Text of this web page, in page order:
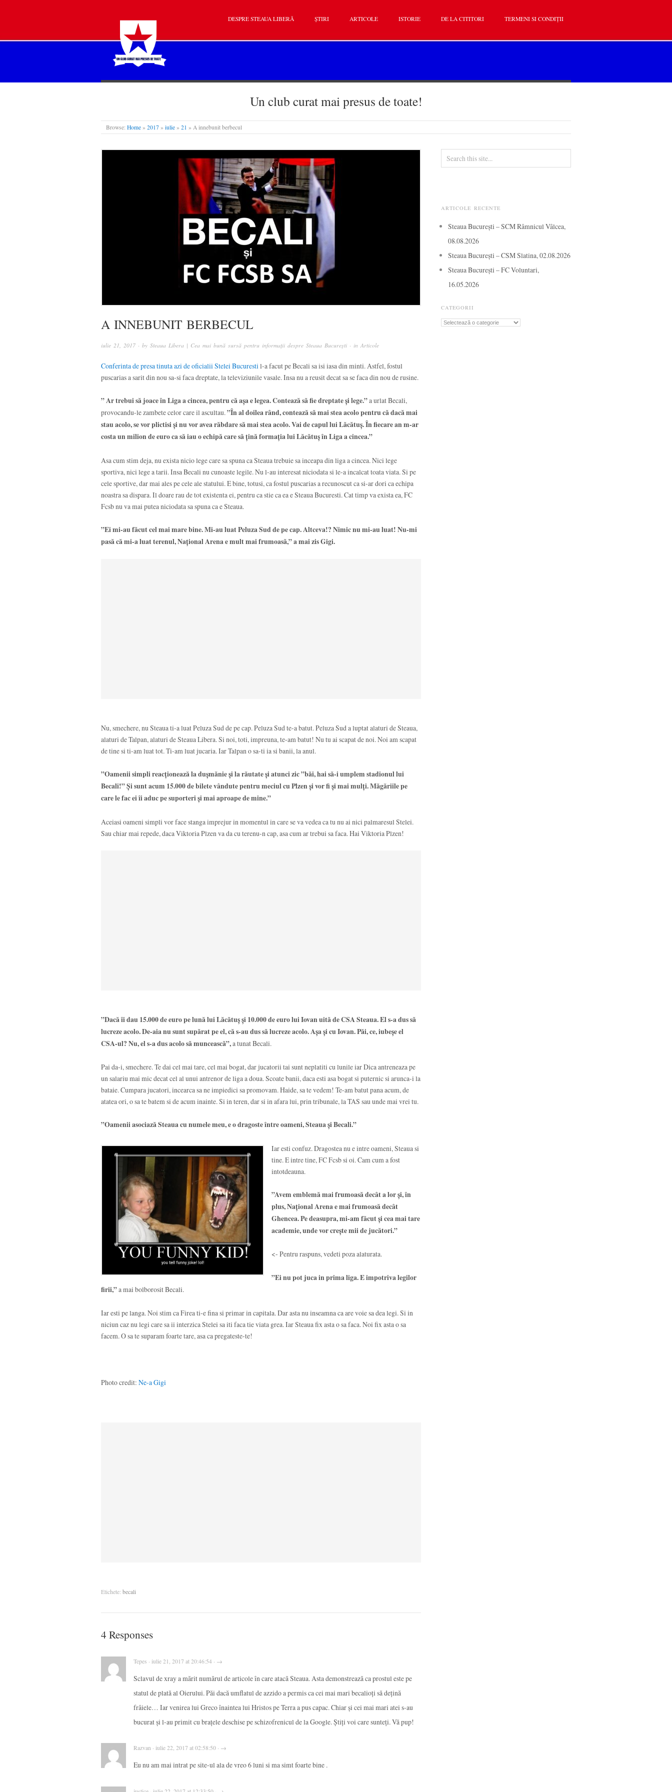
STEAUA LIBERĂ
DESPRE STEAUA LIBERĂ ȘTIRI ARTICOLE ISTORIE DE LA CITITORI TERMENI SI CONDIȚII
Un club curat mai presus de toate!
Browse: Home » 2017 » iulie » 21 » A innebunit berbecul
A INNEBUNIT BERBECUL
iulie 21, 2017 · by Steaua Libera | Cea mai bună sursă pentru informații despre Steaua București · in Articole
Conferinta de presa tinuta azi de oficialii Stelei Bucuresti l-a facut pe Becali sa isi iasa din minti. Astfel, fostul
puscarias a sarit din nou sa-si faca dreptate, la televiziunile vasale. Insa nu a reusit decat sa se faca din nou de rusine.
” Ar trebui să joace în Liga a cincea, pentru că aşa e legea. Contează să fie dreptate şi lege.”a urlat Becali,
provocandu-le zambete celor care il ascultau.”În al doilea rând, contează să mai stea acolo pentru că dacă mai
stau acolo, se vor plictisi şi nu vor avea răbdare să mai stea acolo. Vai de capul lui Lăcătuş. În fiecare an m-ar
costa un milion de euro ca să iau o echipă care să ţină formaţia lui Lăcătuş în Liga a cincea.”
Asa cum stim deja, nu exista nicio lege care sa spuna ca Steaua trebuie sa inceapa din liga a cincea. Nici lege
sportiva, nici lege a tarii. Insa Becali nu cunoaste legile. Nu l-au interesat niciodata si le-a incalcat toata viata. Si pe
cele sportive, dar mai ales pe cele ale statului. E bine, totusi, ca fostul puscarias a recunoscut ca si-ar dori ca echipa
noastra sa dispara. Il doare rau de tot existenta ei, pentru ca stie ca ea e Steaua Bucuresti. Cat timp va exista ea, FC
Fcsb nu va mai putea niciodata sa spuna ca e Steaua.
”Ei mi-au făcut cel mai mare bine. Mi-au luat Peluza Sud de pe cap. Altceva!? Nimic nu mi-au luat! Nu-mi
pasă că mi-a luat terenul, Naţional Arena e mult mai frumoasă,” a mai zis Gigi.
Nu, smechere, nu Steaua ti-a luat Peluza Sud de pe cap. Peluza Sud te-a batut. Peluza Sud a luptat alaturi de Steaua,
alaturi de Talpan, alaturi de Steaua Libera. Si noi, toti, impreuna, te-am batut! Nu tu ai scapat de noi. Noi am scapat
de tine si ti-am luat tot. Ti-am luat jucaria. Iar Talpan o sa-ti ia si banii, la anul.
”Oamenii simpli reacţionează la duşmănie şi la răutate şi atunci zic ”băi, hai să-i umplem stadionul lui
Becali!” Şi sunt acum 15.000 de bilete vândute pentru meciul cu Plzen şi vor fi şi mai mulţi. Măgăriile pe
care le fac ei îi aduc pe suporteri şi mai aproape de mine.”
Aceiasi oameni simpli vor face stanga imprejur in momentul in care se va vedea ca tu nu ai nici palmaresul Stelei.
Sau chiar mai repede, daca Viktoria Plzen va da cu terenu-n cap, asa cum ar trebui sa faca. Hai Viktoria Plzen!
”Dacă îi dau 15.000 de euro pe lună lui Lăcătuş şi 10.000 de euro lui Iovan uită de CSA Steaua. El s-a dus să
lucreze acolo. De-aia nu sunt supărat pe el, că s-au dus să lucreze acolo. Aşa şi cu Iovan. Păi, ce, iubeşe el
CSA-ul? Nu, el s-a dus acolo să muncească”,a tunat Becali.
Pai da-i, smechere. Te dai cel mai tare, cel mai bogat, dar jucatorii tai sunt neplatiti cu lunile iar Dica antreneaza pe
un salariu mai mic decat cel al unui antrenor de liga a doua. Scoate banii, daca esti asa bogat si puternic si arunca-i la
bataie. Cumpara jucatori, incearca sa ne impiedici sa promovam. Haide, sa te vedem! Te-am batut pana acum, de
atatea ori, o sa te batem si de acum inainte. Si in teren, dar si in afara lui, prin tribunale, la TAS sau unde mai vrei tu.
”Oamenii asociază Steaua cu numele meu, e o dragoste între oameni, Steaua și Becali.”
Iar esti confuz. Dragostea nu e intre oameni, Steaua si
tine. E intre tine, FC Fcsb si oi. Cam cum a fost
intotdeauna.
”Avem emblemă mai frumoasă decât a lor și, în
plus, Național Arena e mai frumoasă decât
Ghencea. Pe deasupra, mi-am făcut și cea mai tare
academie, unde vor crește mii de jucători.”
<- Pentru raspuns, vedeti poza alaturata.
”Ei nu pot juca in prima liga. E impotriva legilor
firii,”a mai bolborosit Becali.
Iar esti pe langa. Noi stim ca Firea ti-e fina si primar in capitala. Dar asta nu inseamna ca are voie sa dea legi. Si in
niciun caz nu legi care sa ii interzica Stelei sa iti faca tie viata grea. Iar Steaua fix asta o sa faca. Noi fix asta o sa
facem. O sa te suparam foarte tare, asa ca pregateste-te!
Photo credit: Ne-a Gigi
Etichete: becali
4 Responses
Tepes · iulie 21, 2017 at 20:46:54 · →
Sclavul de xray a mărit numărul de articole în care atacă Steaua. Asta demonstrează ca prostul este pe
statul de plată al Oierului. Păi dacă umflatul de azzido a permis ca cei mai mari becalioți să dețină
frâiele… Iar venirea lui Greco înaintea lui Hristos pe Terra a pus capac. Chiar și cei mai mari atei s-au
bucurat și l-au primit cu brațele deschise pe schizofrenicul de la Google. Știți voi care sunteți. Vă pup!
Razvan · iulie 22, 2017 at 02:58:50 · →
Eu nu am mai intrat pe site-ul ala de vreo 6 luni si ma simt foarte bine .
ARTICOLE RECENTE
Steaua București – SCM Râmnicul Vâlcea,
08.08.2026
Steaua București – CSM Slatina, 02.08.2026
Steaua București – FC Voluntari,
16.05.2026
CATEGORII
Categorii